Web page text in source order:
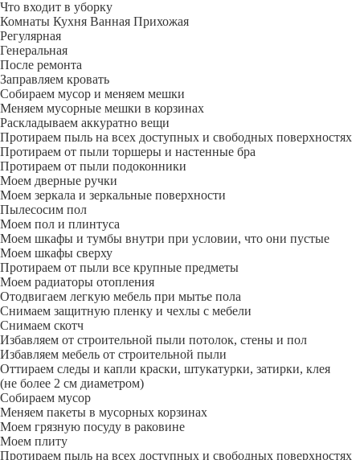
Что входит в уборку
Регу­лярная
Гене­ральная
После ремонта
Заправляем кровать
Собираем мусор и меняем мешки
Меняем мусорные мешки в корзинах
Раскладываем аккуратно вещи
Протираем пыль на всех доступных и свободных поверхностях
Протираем от пыли торшеры и настенные бра
Протираем от пыли подоконники
Моем дверные ручки
Моем зеркала и зеркальные поверхности
Пылесосим пол
Моем пол и плинтуса
Моем шкафы и тумбы внутри при условии, что они пустые
Моем шкафы сверху
Протираем от пыли все крупные предметы
Моем радиаторы отопления
Отодвигаем легкую мебель при мытье пола
Снимаем защитную пленку и чехлы с мебели
Снимаем скотч
Избавляем от строительной пыли потолок, стены и пол
Избавляем мебель от строительной пыли
Оттираем следы и капли краски, штукатурки, затирки, клея
(не более 2 см диаметром)
Собираем мусор
Меняем пакеты в мусорных корзинах
Моем грязную посуду в раковине
Моем плиту
Протираем пыль на всех доступных и свободных поверхностях